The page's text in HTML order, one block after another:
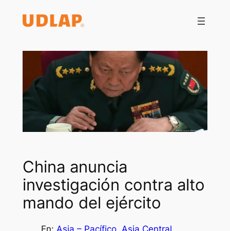
China anuncia
investigación contra alto
mando del ejército
En: Asia – Pacífico, Asia Central